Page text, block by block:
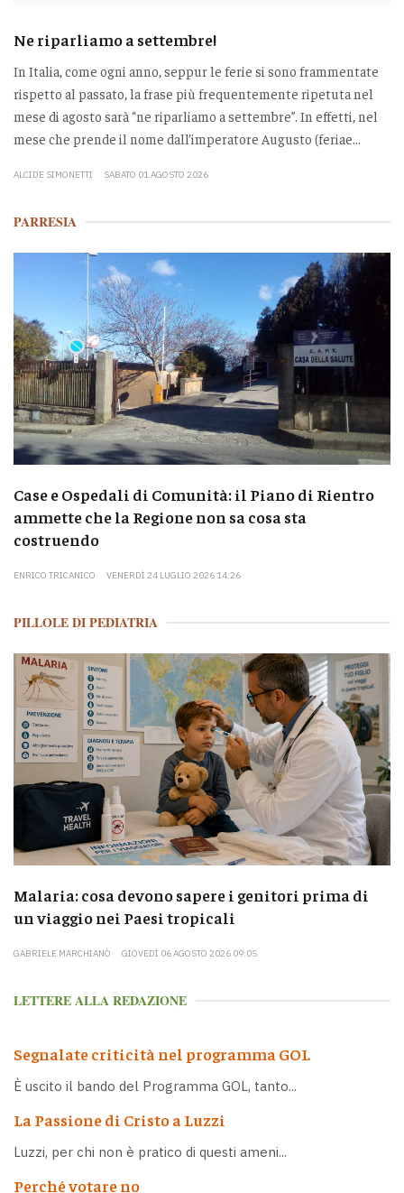
Ne riparliamo a settembre!
In Italia, come ogni anno, seppur le ferie si sono frammentate
rispetto al passato, la frase più frequentemente ripetuta nel
mese di agosto sarà “ne riparliamo a settembre”. In effetti, nel
mese che prende il nome dall’imperatore Augusto (feriae...
ALCIDE SIMONETTI SABATO 01 AGOSTO 2026
PARRESIA
Case e Ospedali di Comunità: il Piano di Rientro
ammette che la Regione non sa cosa sta
costruendo
ENRICO TRICANICO VENERDÌ 24 LUGLIO 2026 14:26
PILLOLE DI PEDIATRIA
Malaria: cosa devono sapere i genitori prima di
un viaggio nei Paesi tropicali
GABRIELE MARCHIANÒ GIOVEDÌ 06 AGOSTO 2026 09:05
LETTERE ALLA REDAZIONE
Segnalate criticità nel programma GOL
È uscito il bando del Programma GOL, tanto...
La Passione di Cristo a Luzzi
Luzzi, per chi non è pratico di questi ameni...
Perché votare no